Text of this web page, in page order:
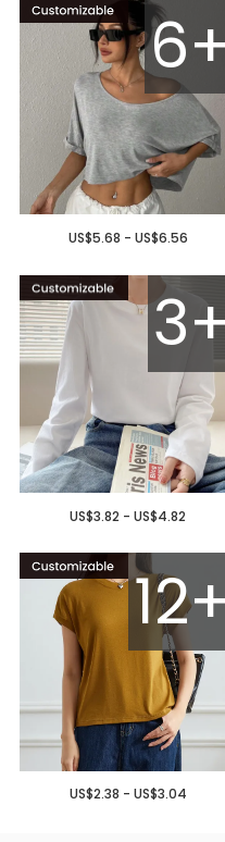
6+
US$5.68 - US$6.56
3+
US$3.82 - US$4.82
12+
US$2.38 - US$3.04